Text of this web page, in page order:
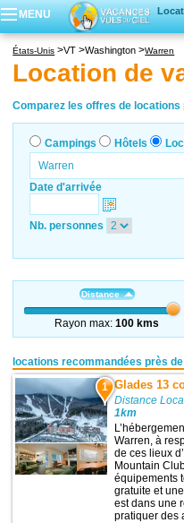
MENU
États-Unis VT Washington Warren
Location de
Comparez les offres de locations
Campings Hôtels
Date d'arrivée
Nb. personnes
Distance
Rayon max:100 kms
locations recommandées près de
1 Glades 13
Distance
1km
Warren, à
de ces lieux
Mountain
équipements
gratuite et
est dans une
pratiquer des